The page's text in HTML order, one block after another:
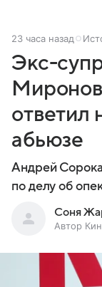
23 часа назад
Экс-
ответил
абьюзе
Андрей
по делу об
Соня
Автор